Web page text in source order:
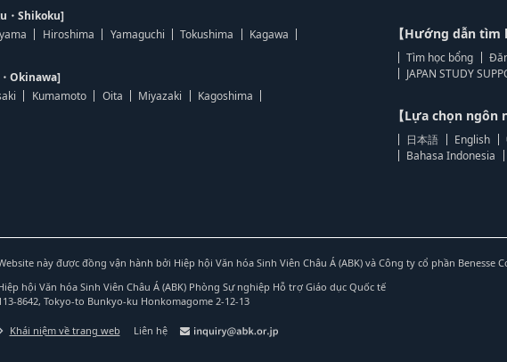
・Shikoku]
Hiroshima Yamaguchi Tokushima
Kagawa
Okinawa]
Kumamoto Oita Miyazaki
Kagoshima
【Hướng dẫn tìm
Tìm học bổng
JAPAN STUDY
【Lựa chọn ngôn
日本語 English
Bahasa Indonesia
này được đồng vận hành bởi Hiệp hội Văn hóa Sinh Viên Châu Á (ABK) và Công ty cổ phần Benesse
hội Văn hóa Sinh Viên Châu Á (ABK) Phòng Sự nghiệp Hỗ trợ Giáo dục Quốc tế
8642, Tokyo-to Bunkyo-ku Honkomagome 2-12-13
Khái niệm về trang web Liên hệ